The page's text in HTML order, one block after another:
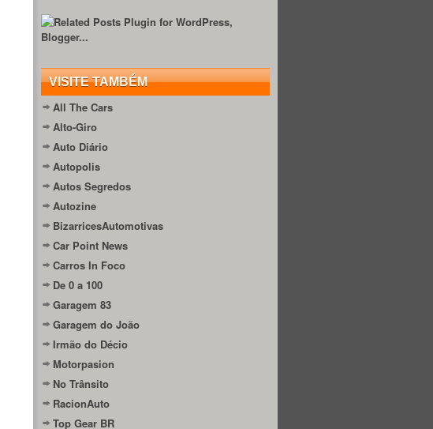
VISITE TAMBÉM
All The Cars
Alto-Giro
Auto Diário
Autopolis
Autos Segredos
Autozine
BizarricesAutomotivas
Car Point News
Carros In Foco
De 0 a 100
Garagem 83
Garagem do João
Irmão do Décio
Motorpasion
No Trânsito
RacionAuto
Top Gear BR